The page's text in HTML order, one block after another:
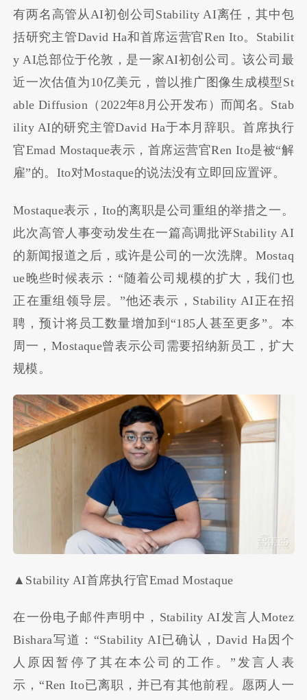
有两名高管从AI初创公司Stability AI离任，其中包
括研究主管David Ha和首席运营官Ren Ito。Stabilit
y AI总部位于伦敦，是一家AI初创公司。该公司最
近一次估值为10亿美元，曾以推广图像生成模型St
able Diffusion（2022年8月公开发布）而闻名。Stab
ility AI的研究主管David Ha于本月辞职。首席执行
官Emad Mostaque表示，首席运营官Ren Ito是被“解
雇”的。Ito对Mostaque的说法没有立即回应置评。
Mostaque表示，Ito的离职是公司重组的举措之一。
此次高管人事变动发生在一篇高调批评Stability AI
的新闻报道之后，或许是公司的一次洗牌。Mostaq
ue晚些时候表示：“随着公司规模的扩大，我们也
正在重组领导层。”他还表示，Stability AI正在招
聘，预计将员工数量增加到“185人甚至更多”。本
周一，Mostaque曾表示公司需要招纳新员工，扩大
规模。
▲Stability AI首席执行官Emad Mostaque
在一份电子邮件声明中，Stability AI发言人Motez
Bishara写道：“Stability AI已确认，David Ha因个
人原因暂停了其在本公司的工作。”发言人表
示，“Ren Ito已离职，并已有其他前程。愿两人一